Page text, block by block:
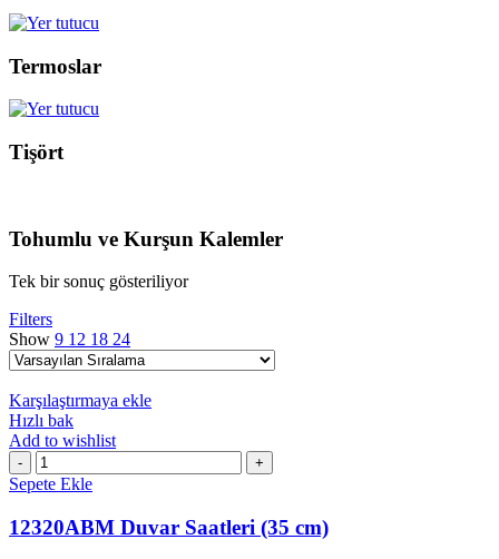
Termoslar
Tişört
Tohumlu ve Kurşun Kalemler
Tek bir sonuç gösteriliyor
Filters
Show 9 12 18 24
Karşılaştırmaya ekle
Hızlı bak
Add to wishlist
12320ABM
Duvar
(35
cm)
Sepete Ekle
12320ABM Duvar Saatleri (35 cm)